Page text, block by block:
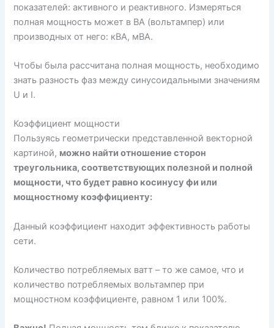
показателей: активного и реактивного. Измеряться
полная мощность может в ВА (вольтампер) или
производных от него: кВА, мВА.
Чтобы была рассчитана полная мощность, необходимо
знать разность фаз между синусоидальными значениям
U и I.
Коэффициент мощности
Пользуясь геометрически представленной векторной
картиной, можно найти отношение сторон
треугольника, соответствующих полезной и полной
мощности, что будет равно косинусу фи или
мощностному коэффициенту:
Данный коэффициент находит эффективность работы
сети.
Количество потребляемых ватт – то же самое, что и
количество потребляемых вольтампер при
мощностном коэффициенте, равном 1 или 100%.